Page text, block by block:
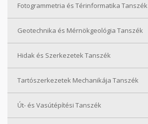
Fotogrammetria és Térinformatika Tanszék
Geotechnika és Mérnökgeológia Tanszék
Hidak és Szerkezetek Tanszék
Tartószerkezetek Mechanikája Tanszék
Út- és Vasútépítési Tanszék